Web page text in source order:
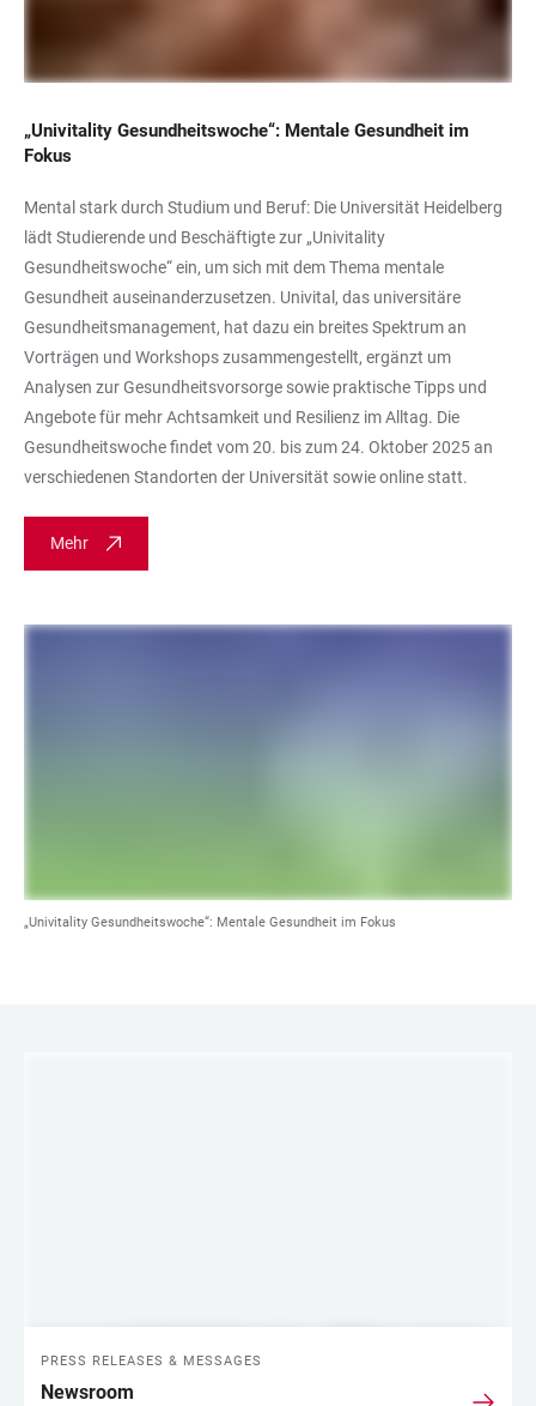
„Univitality Gesundheitswoche“: Mentale Gesundheit im
Fokus
Mental stark durch Studium und Beruf: Die Universität Heidelberg
lädt Studierende und Beschäftigte zur „Univitality
Gesundheitswoche“ ein, um sich mit dem Thema mentale
Gesundheit auseinanderzusetzen. Univital, das universitäre
Gesundheitsmanagement, hat dazu ein breites Spektrum an
Vorträgen und Workshops zusammengestellt, ergänzt um
Analysen zur Gesundheitsvorsorge sowie praktische Tipps und
Angebote für mehr Achtsamkeit und Resilienz im Alltag. Die
Gesundheitswoche findet vom 20. bis zum 24. Oktober 2025 an
verschiedenen Standorten der Universität sowie online statt.
Mehr
„Univitality Gesundheitswoche“: Mentale Gesundheit im Fokus
PRESS RELEASES & MESSAGES
Newsroom